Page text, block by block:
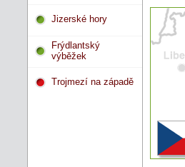
Jizerské hory
Frýdlantský
výběžek
Trojmezí na západě